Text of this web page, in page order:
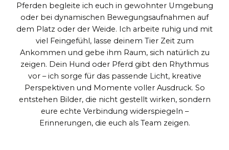
Pferden begleite ich euch in gewohnter Umgebung
oder bei dynamischen Bewegungsaufnahmen auf
dem Platz oder der Weide. Ich arbeite ruhig und mit
viel Feingefühl, lasse deinem Tier Zeit zum
Ankommen und gebe ihm Raum, sich natürlich zu
zeigen. Dein Hund oder Pferd gibt den Rhythmus
vor – ich sorge für das passende Licht, kreative
Perspektiven und Momente voller Ausdruck. So
entstehen Bilder, die nicht gestellt wirken, sondern
eure echte Verbindung widerspiegeln –
Erinnerungen, die euch als Team zeigen.